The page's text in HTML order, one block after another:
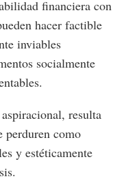
financiera con
hacer factible
inviables
socialmente
resulta
perduren como
y estéticamente